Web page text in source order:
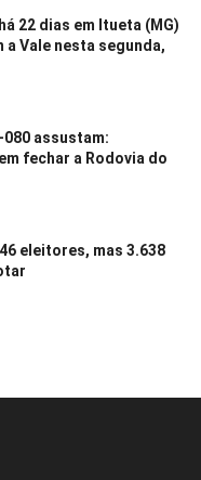
22 dias em Itueta (MG)
Vale nesta segunda,
080 assustam:
fechar a Rodovia do
eleitores, mas 3.638